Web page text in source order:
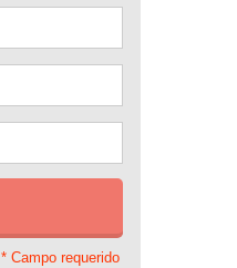
* Campo requerido